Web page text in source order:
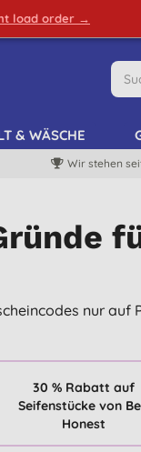
load order →Grüne Tipps
& WÄSCHE
Wir stehen
nur auf
30 % Rabatt auf
Seifenstücke von
Honest